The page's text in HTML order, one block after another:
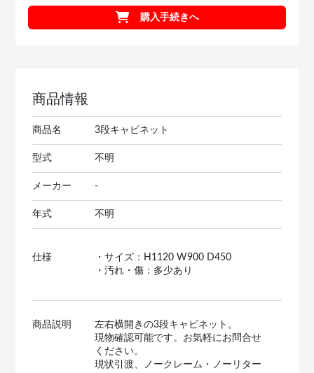
購入手続きへ
商品情報
商品名 3段キャビネット
型式 不明
メーカー -
年式 不明
仕様
・サイズ：H1120 W900 D450
・汚れ・傷：多少あり
商品説明
左右横開きの3段キャビネット。
現物確認可能です。お気軽にお問合せ
ください。
現状引渡、ノークレーム・ノーリター